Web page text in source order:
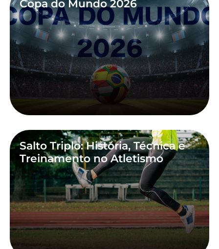
Copa do Mundo 2026
Salto Triplo: História, Técnica e
Treinamento no Atletismo